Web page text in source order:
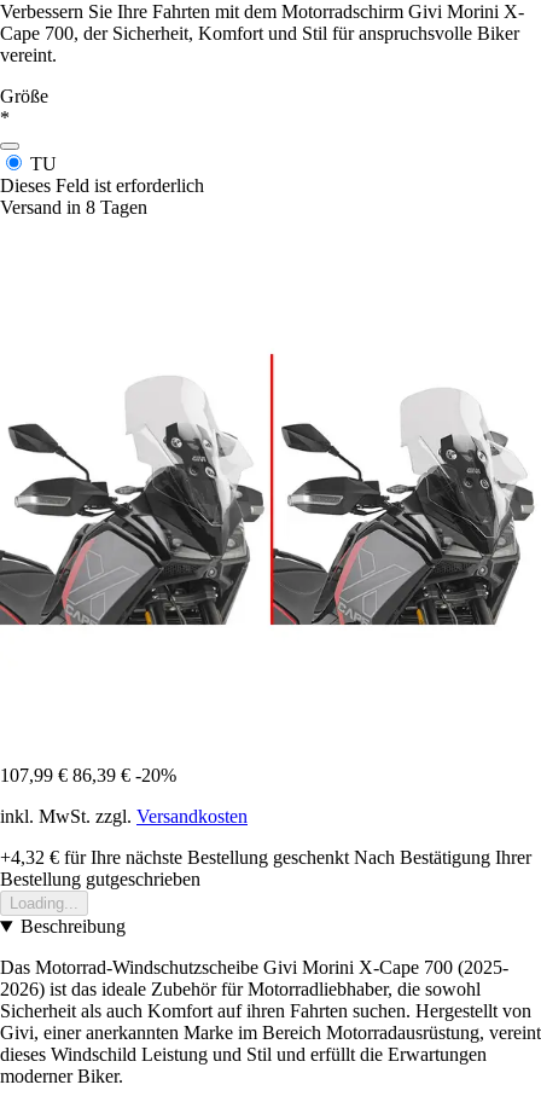
Verbessern Sie Ihre Fahrten mit dem Motorradschirm Givi Morini X-
Cape 700, der Sicherheit, Komfort und Stil für anspruchsvolle Biker
vereint.
Größe
*
TU
Dieses Feld ist erforderlich
Versand in 8 Tagen
107,99 € 86,39 € -20%
inkl. MwSt. zzgl. Versandkosten
+4,32 € für Ihre nächste Bestellung geschenkt Nach Bestätigung Ihrer
Bestellung gutgeschrieben
Loading...
Beschreibung
Das Motorrad-Windschutzscheibe Givi Morini X-Cape 700 (2025-
2026) ist das ideale Zubehör für Motorradliebhaber, die sowohl
Sicherheit als auch Komfort auf ihren Fahrten suchen. Hergestellt von
Givi, einer anerkannten Marke im Bereich Motorradausrüstung, vereint
dieses Windschild Leistung und Stil und erfüllt die Erwartungen
moderner Biker.